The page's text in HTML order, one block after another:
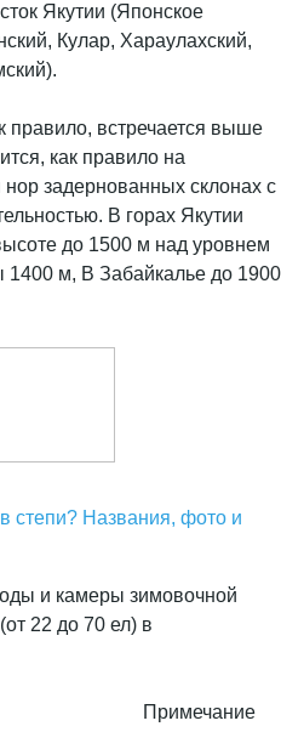
Якутии (Японское
Кулар, Хараулахский,
правило, встречается выше
как правило на
задернованных склонах с
В горах Якутии
до 1500 м над уровнем
1400 м, В Забайкалье до 1900
степи? Названия, фото и
Примечание